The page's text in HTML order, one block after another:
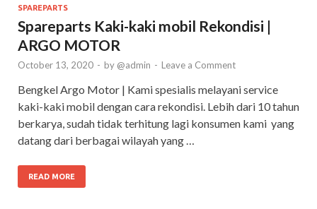
SPAREPARTS
Spareparts Kaki-kaki mobil Rekondisi |
ARGO MOTOR
October 13, 2020 - by @admin - Leave a Comment
Bengkel Argo Motor | Kami spesialis melayani service
kaki-kaki mobil dengan cara rekondisi. Lebih dari 10 tahun
berkarya, sudah tidak terhitung lagi konsumen kami yang
datang dari berbagai wilayah yang …
READ MORE